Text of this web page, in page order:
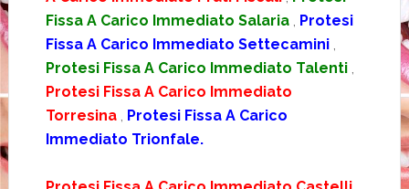
Fissa A Carico Immediato Salaria
Protesi
Fissa A Carico Immediato Settecamini
Protesi Fissa A Carico Immediato Talenti
Protesi Fissa A Carico Immediato
Torresina
Protesi Fissa A Carico
Immediato Trionfale.